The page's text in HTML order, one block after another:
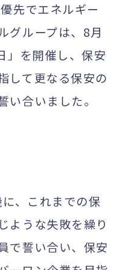
先でエネルギー
グループは、8月
」を開催し、保安
して更なる保安の
い合いました。
、これまでの保
ような失敗を繰り
で誓い合い、保安